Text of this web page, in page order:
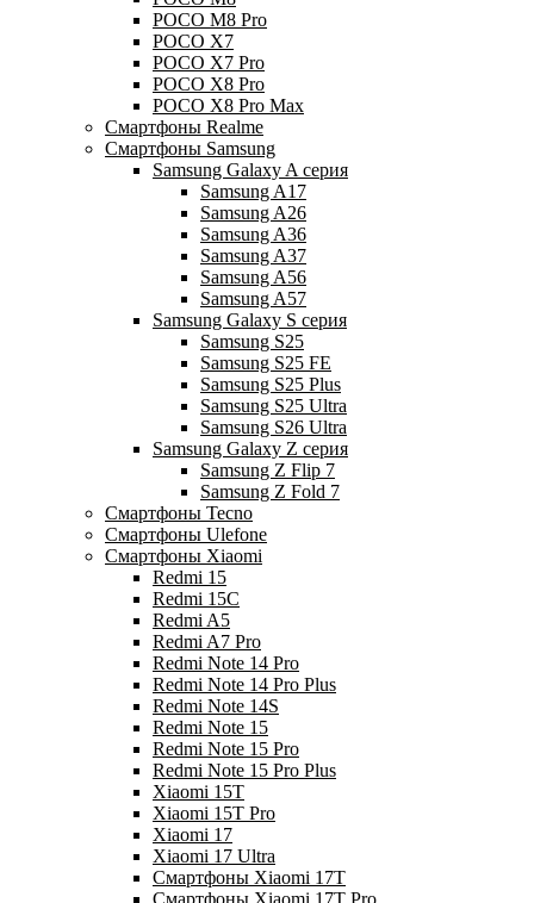
POCO M8 Pro
POCO X7
POCO X7 Pro
POCO X8 Pro
POCO X8 Pro Max
Смартфоны Realme
Смартфоны Samsung
Samsung Galaxy A серия
Samsung A17
Samsung A26
Samsung A36
Samsung A37
Samsung A56
Samsung A57
Samsung Galaxy S серия
Samsung S25
Samsung S25 FE
Samsung S25 Plus
Samsung S25 Ultra
Samsung S26 Ultra
Samsung Galaxy Z серия
Samsung Z Flip 7
Samsung Z Fold 7
Смартфоны Tecno
Смартфоны Ulefone
Смартфоны Xiaomi
Redmi 15
Redmi 15C
Redmi A5
Redmi A7 Pro
Redmi Note 14 Pro
Redmi Note 14 Pro Plus
Redmi Note 14S
Redmi Note 15
Redmi Note 15 Pro
Redmi Note 15 Pro Plus
Xiaomi 15T
Xiaomi 15T Pro
Xiaomi 17
Xiaomi 17 Ultra
Смартфоны Xiaomi 17Т